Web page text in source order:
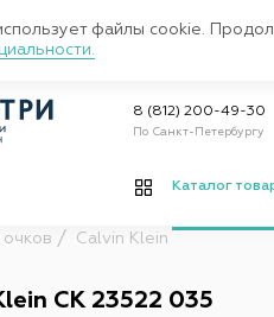
8 (812) 200-49-30
По Санкт-Петербургу
Каталог
Calvin Klein
CK 23522 035
файлы cookie.